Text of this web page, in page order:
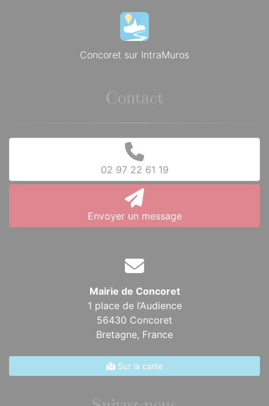
Concoret sur IntraMuros
Contact
02 97 22 61 19
Envoyer un message
Mairie de Concoret
1 place de l’Audience
56430 Concoret
Bretagne, France
Sur la carte